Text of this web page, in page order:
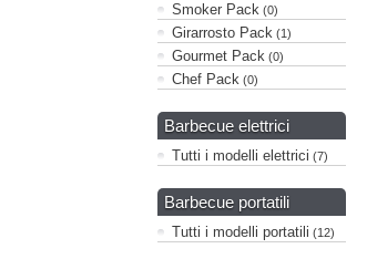
Smoker Pack (0)
Girarrosto Pack (1)
Gourmet Pack (0)
Chef Pack (0)
Barbecue elettrici
Tutti i modelli elettrici (7)
Barbecue portatili
Tutti i modelli portatili (12)